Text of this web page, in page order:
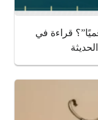
قراءة في